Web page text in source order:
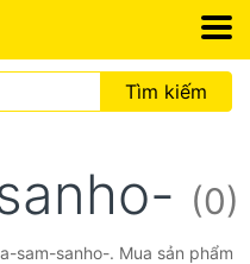
Tìm kiếm
(0)
sam-sanho-. Mua sản phẩm